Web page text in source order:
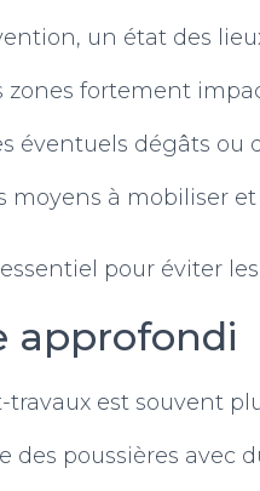
un état des
zones fortement
éventuels dégâts ou
moyens à mobiliser
pour éviter
approfondi
travaux est souvent
des poussières avec